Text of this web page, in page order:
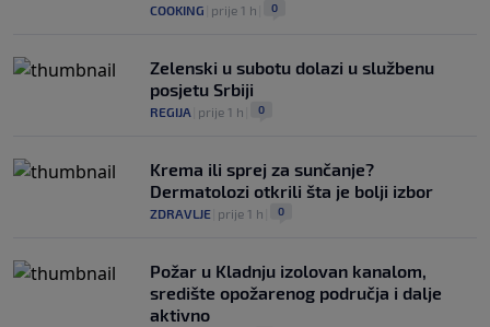
COOKING prije 1 h 0
Zelenski u subotu dolazi u službenu
posjetu Srbiji
REGIJA prije 1 h 0
Krema ili sprej za sunčanje?
Dermatolozi otkrili šta je bolji izbor
ZDRAVLJE prije 1 h 0
Požar u Kladnju izolovan kanalom,
središte opožarenog područja i dalje
aktivno